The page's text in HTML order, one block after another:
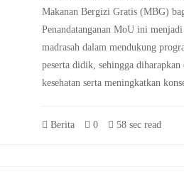
Makanan Bergizi Gratis (MBG)
Penandatanganan MoU ini
madrasah dalam mendukung
peserta didik, sehingga diharapkan
kesehatan serta meningkatkan
Berita 0 58 sec read